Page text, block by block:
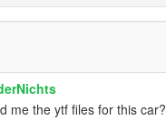
me the ytf files for this car?